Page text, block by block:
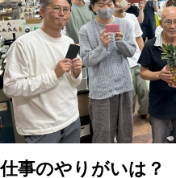
仕事のやりがいは？